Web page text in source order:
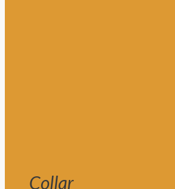
Collar